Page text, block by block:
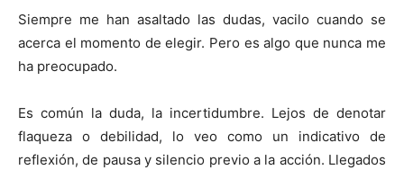
Siempre me han asaltado las dudas, vacilo cuando se
acerca el momento de elegir. Pero es algo que nunca me
ha preocupado.
Es común la duda, la incertidumbre. Lejos de denotar
flaqueza o debilidad, lo veo como un indicativo de
reflexión, de pausa y silencio previo a la acción. Llegados